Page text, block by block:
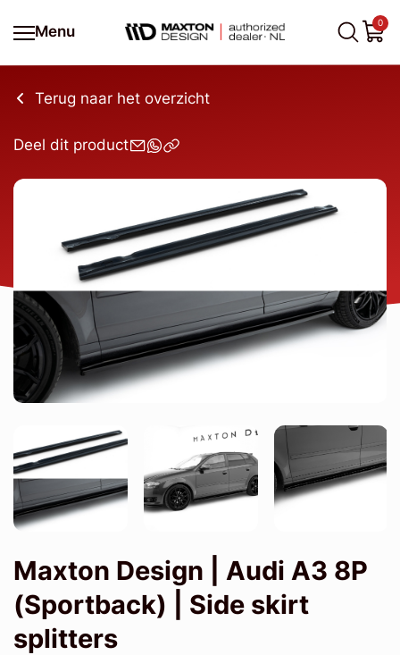
Menu
0
Terug naar het overzicht
Deel dit product
Maxton Design | Audi A3 8P
(Sportback) | Side skirt
splitters